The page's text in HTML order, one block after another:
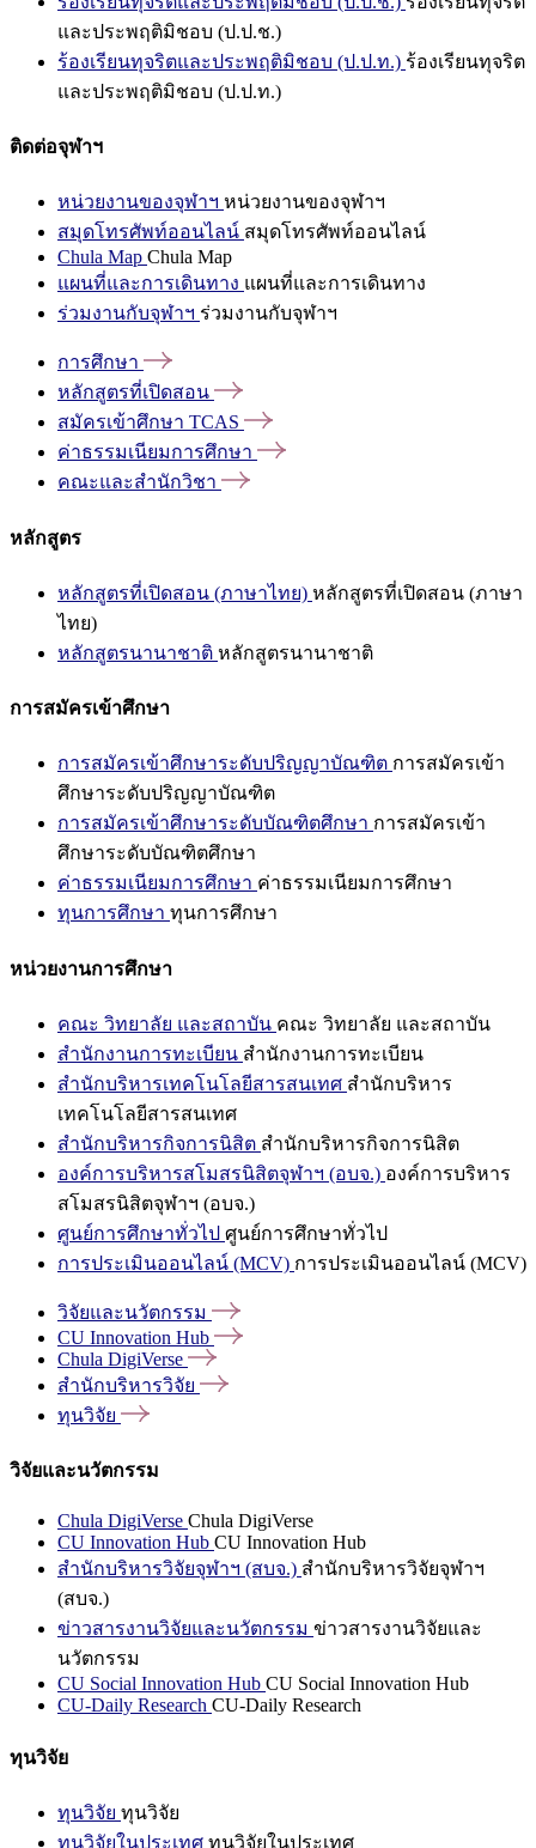
และประพฤติมิชอบ (ป.ป.ช.)
ร้องเรียนทุจริตและประพฤติมิชอบ (ป.ป.ท.) ร้องเรียนทุจริต
และประพฤติมิชอบ (ป.ป.ท.)
ติดต่อจุฬาฯ
หน่วยงานของจุฬาฯ หน่วยงานของจุฬาฯ
สมุดโทรศัพท์ออนไลน์ สมุดโทรศัพท์ออนไลน์
Chula Map Chula Map
แผนที่และการเดินทาง แผนที่และการเดินทาง
ร่วมงานกับจุฬาฯ ร่วมงานกับจุฬาฯ
การศึกษา
หลักสูตรที่เปิดสอน
สมัครเข้าศึกษา TCAS
ค่าธรรมเนียมการศึกษา
คณะและสำนักวิชา
หลักสูตร
หลักสูตรที่เปิดสอน (ภาษาไทย) หลักสูตรที่เปิดสอน (ภาษา
ไทย)
หลักสูตรนานาชาติ หลักสูตรนานาชาติ
การสมัครเข้าศึกษา
การสมัครเข้าศึกษาระดับปริญญาบัณฑิต การสมัครเข้า
ศึกษาระดับปริญญาบัณฑิต
การสมัครเข้าศึกษาระดับบัณฑิตศึกษา การสมัครเข้า
ศึกษาระดับบัณฑิตศึกษา
ค่าธรรมเนียมการศึกษา ค่าธรรมเนียมการศึกษา
ทุนการศึกษา ทุนการศึกษา
หน่วยงานการศึกษา
คณะ วิทยาลัย และสถาบัน คณะ วิทยาลัย และสถาบัน
สำนักงานการทะเบียน สำนักงานการทะเบียน
สำนักบริหารเทคโนโลยีสารสนเทศ สำนักบริหาร
เทคโนโลยีสารสนเทศ
สำนักบริหารกิจการนิสิต สำนักบริหารกิจการนิสิต
องค์การบริหารสโมสรนิสิตจุฬาฯ (อบจ.) องค์การบริหาร
สโมสรนิสิตจุฬาฯ (อบจ.)
ศูนย์การศึกษาทั่วไป ศูนย์การศึกษาทั่วไป
การประเมินออนไลน์ (MCV) การประเมินออนไลน์ (MCV)
วิจัยและนวัตกรรม
CU Innovation Hub
Chula DigiVerse
สำนักบริหารวิจัย
ทุนวิจัย
วิจัยและนวัตกรรม
Chula DigiVerse Chula DigiVerse
CU Innovation Hub CU Innovation Hub
สำนักบริหารวิจัยจุฬาฯ (สบจ.) สำนักบริหารวิจัยจุฬาฯ
(สบจ.)
ข่าวสารงานวิจัยและนวัตกรรม ข่าวสารงานวิจัยและ
นวัตกรรม
CU Social Innovation Hub CU Social Innovation Hub
CU-Daily Research CU-Daily Research
ทุนวิจัย
ทุนวิจัย ทุนวิจัย
ทุนวิจัยในประเทศ ทุนวิจัยในประเทศ